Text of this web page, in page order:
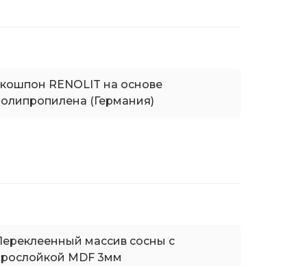
RENOLIT на основе
(Германия)
массив сосны с
MDF 3мм